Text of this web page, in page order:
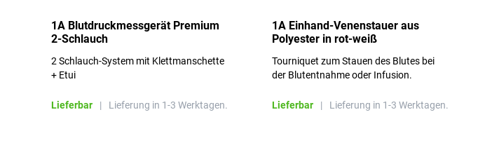
1A Blutdruckmessgerät Premium
2-Schlauch
2 Schlauch-System mit Klettmanschette
+ Etui
Lieferbar | Lieferung in 1-3 Werktagen.
1A Einhand-Venenstauer aus
Polyester in rot-weiß
Tourniquet zum Stauen des Blutes bei
der Blutentnahme oder Infusion.
Lieferbar | Lieferung in 1-3 Werktagen.